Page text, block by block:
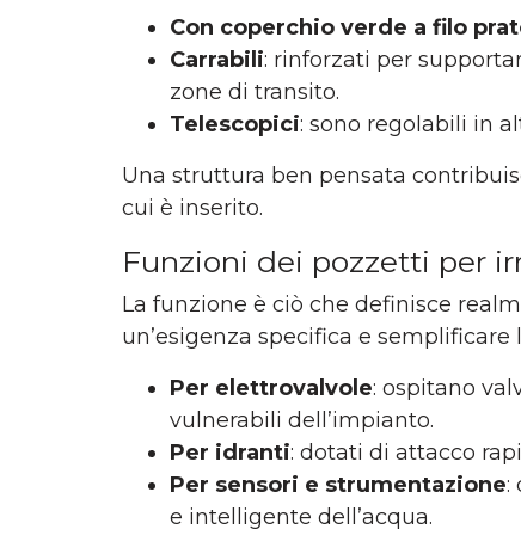
Con coperchio verde a filo
Carrabili: rinforzati per
zone di transito.
Telescopici: sono regolabili in
Una struttura ben pensata
cui è inserito.
Funzioni dei pozzetti per
La funzione è ciò che definisce
un’esigenza specifica e
Per elettrovalvole: ospitano
vulnerabili dell’impianto.
Per idranti: dotati di attacco
Per sensori e strumentazione:
e intelligente dell’acqua.